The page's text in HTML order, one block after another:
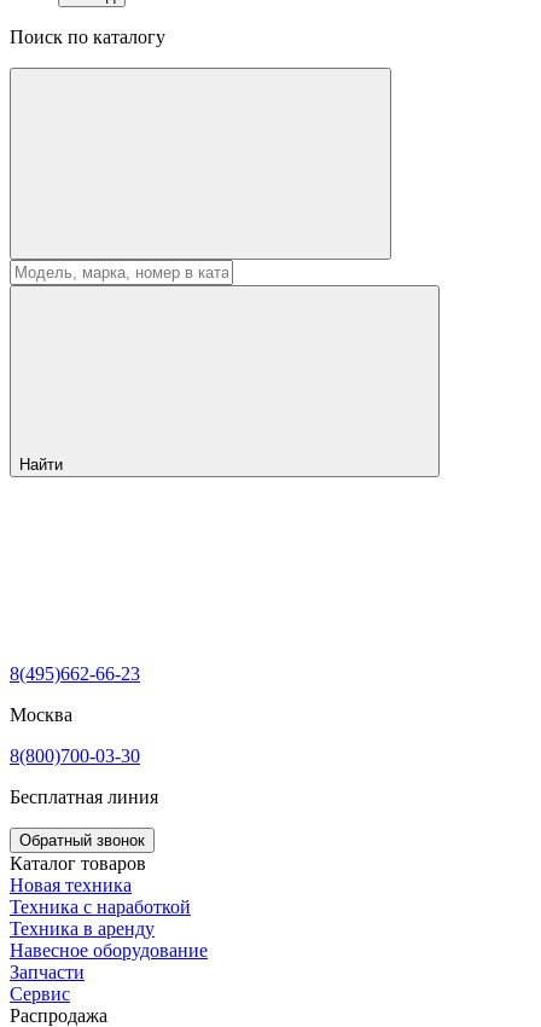
Поиск по каталогу
Найти
8(495)662-66-23
Москва
8(800)700-03-30
Бесплатная линия
Обратный звонок
Каталог товаров
Новая техника
Техника с наработкой
Техника в аренду
Навесное оборудование
Запчасти
Сервис
Распродажа